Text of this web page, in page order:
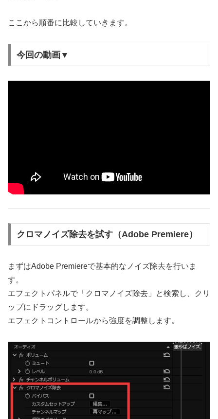
ここから順番に比較していきます。
今回の動画▼
クロマノイズ除去を試す（Adobe Premiere）
まずはAdobe Premiereで基本的なノイズ除去を行いま
す。
エフェクトパネルで「クロマノイズ除去」と検索し、クリ
ップにドラッグします。
エフェクトコントロールから強度を調整します。